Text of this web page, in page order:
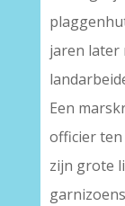
jaren later
Een
officier ten
zijn grote